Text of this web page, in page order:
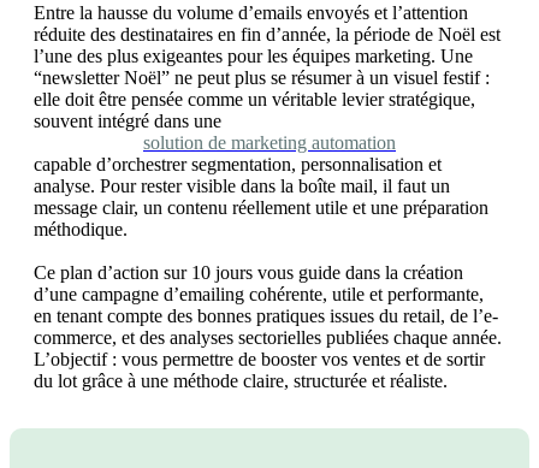
Entre la hausse du volume d’emails envoyés et l’attention
réduite des destinataires en fin d’année, la période de Noël est
l’une des plus exigeantes pour les équipes marketing. Une
“newsletter Noël” ne peut plus se résumer à un visuel festif :
elle doit être pensée comme un véritable levier stratégique,
souvent intégré dans une
solution de marketing automation
capable d’orchestrer segmentation, personnalisation et
analyse. Pour rester visible dans la boîte mail, il faut un
message clair, un contenu réellement utile et une préparation
méthodique.
Ce plan d’action sur 10 jours vous guide dans la création
d’une campagne d’emailing cohérente, utile et performante,
en tenant compte des bonnes pratiques issues du retail, de l’e-
commerce, et des analyses sectorielles publiées chaque année.
L’objectif : vous permettre de booster vos ventes et de sortir
du lot grâce à une méthode claire, structurée et réaliste.